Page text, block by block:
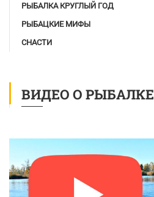
РЫБАЛКА КРУГЛЫЙ ГОД
РЫБАЦКИЕ МИФЫ
СНАСТИ
ВИДЕО О РЫБАЛКЕ